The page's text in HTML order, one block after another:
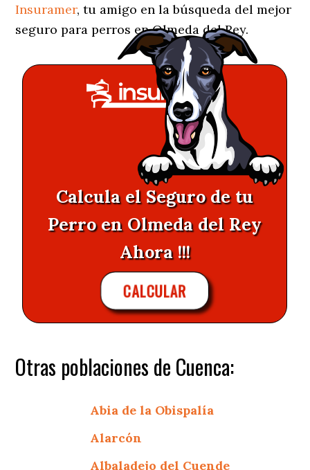
Insuramer, tu amigo en la búsqueda del mejor
seguro para perros en Olmeda del Rey.
Calcula el Seguro de tu
Perro en Olmeda del Rey
Ahora !!!
CALCULAR
Otras poblaciones de Cuenca:
Abia de la Obispalía
Alarcón
Albaladejo del Cuende